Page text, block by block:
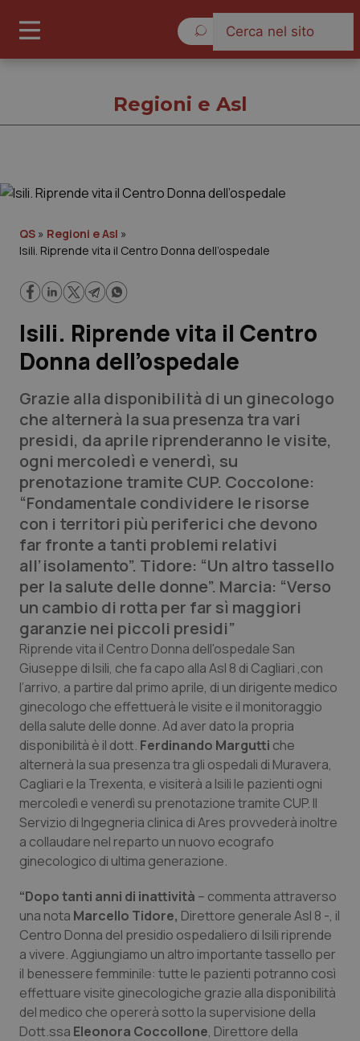
Cronache
Lavoro e Professioni
Scienza e Farmaci
Studi e Analisi
Lettere al direttore
Edizioni Regionali
QS Pro
Professionisti Sanitari.AI
Abruzzo
Basilicata
Calabria
Campania
Emilia-Romagna
Friuli Venezia Giulia
Lazio
Liguria
Lombardia
Marche
QS Pro Gold
Artrite & artrosi
Asma & BPCO
Car-T
Colesterolo & coronaropatie
Dermatite Atopica
Diabete & glucometri
Disturbi dell’umore
Dolore
Donna & Salute
QS Club Newsletter
Regioni e Asl
QS » Regioni e Asl »
Isili. Riprende vita il Centro Donna dell’ospedale
Isili. Riprende vita il Centro
Donna dell’ospedale
Grazie alla disponibilità di un ginecologo
che alternerà la sua presenza tra vari
presidi, da aprile riprenderanno le visite,
ogni mercoledì e venerdì, su
prenotazione tramite CUP. Coccolone:
“Fondamentale condividere le risorse
con i territori più periferici che devono
far fronte a tanti problemi relativi
all’isolamento”. Tidore: “Un altro tassello
per la salute delle donne”. Marcia: “Verso
un cambio di rotta per far sì maggiori
garanzie nei piccoli presidi”
Riprende vita il Centro Donna dell'ospedale San
Giuseppe di Isili, che fa capo alla Asl 8 di Cagliari ,con
l’arrivo, a partire dal primo aprile, di un dirigente medico
ginecologo che effettuerà le visite e il monitoraggio
della salute delle donne. Ad aver dato la propria
disponibilità è il dott. Ferdinando Margutti che
alternerà la sua presenza tra gli ospedali di Muravera,
Cagliari e la Trexenta, e visiterà a Isili le pazienti ogni
mercoledì e venerdì su prenotazione tramite CUP. Il
Servizio di Ingegneria clinica di Ares provvederà inoltre
a collaudare nel reparto un nuovo ecografo
ginecologico di ultima generazione.
“Dopo tanti anni di inattività – commenta attraverso
una nota Marcello Tidore, Direttore generale Asl 8 -, il
Centro Donna del presidio ospedaliero di Isili riprende
a vivere. Aggiungiamo un altro importante tassello per
il benessere femminile: tutte le pazienti potranno così
effettuare visite ginecologiche grazie alla disponibilità
del medico che opererà sotto la supervisione della
Dott.ssa Eleonora Coccollone, Direttore della